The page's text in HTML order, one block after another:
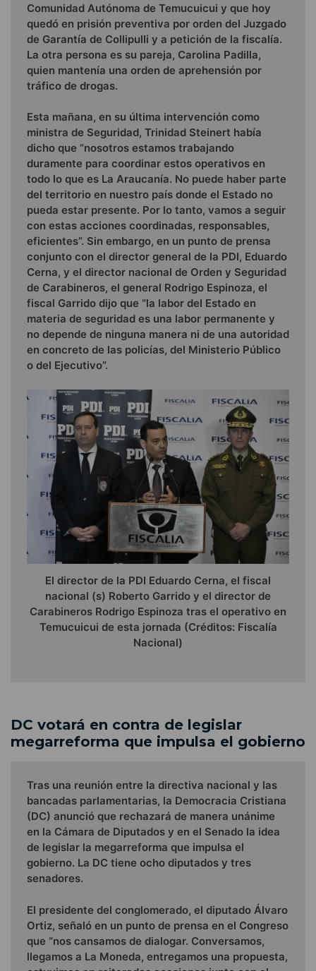
Comunidad Autónoma de Temucuicui y que hoy
quedó en prisión preventiva por orden del Juzgado
de Garantía de Collipulli y a petición de la fiscalía.
La otra persona es su pareja, Carolina Padilla,
quien mantenía una orden de aprehensión por
tráfico de drogas.
Esta mañana, en su última intervención como
ministra de Seguridad, Trinidad Steinert había
dicho que “nosotros estamos trabajando
duramente para coordinar estos operativos en
todo lo que es La Araucanía. No puede haber parte
del territorio en nuestro país donde el Estado no
pueda estar presente. Por lo tanto, vamos a seguir
con estas acciones coordinadas, responsables,
eficientes”. Sin embargo, en un punto de prensa
conjunto con el director general de la PDI, Eduardo
Cerna, y el director nacional de Orden y Seguridad
de Carabineros, el general Rodrigo Espinoza, el
fiscal Garrido dijo que “la labor del Estado en
materia de seguridad es una labor permanente y
no depende de ninguna manera ni de una autoridad
en concreto de las policías, del Ministerio Público
o del Ejecutivo”.
El director de la PDI Eduardo Cerna, el fiscal
nacional (s) Roberto Garrido y el director de
Carabineros Rodrigo Espinoza tras el operativo en
Temucuicui de esta jornada (Créditos: Fiscalía
Nacional)
DC votará en contra de legislar
megarreforma que impulsa el gobierno
Tras una reunión entre la directiva nacional y las
bancadas parlamentarias, la Democracia Cristiana
(DC) anunció que rechazará de manera unánime
en la Cámara de Diputados y en el Senado la idea
de legislar la megarreforma que impulsa el
gobierno. La DC tiene ocho diputados y tres
senadores.
El presidente del conglomerado, el diputado Álvaro
Ortiz, señaló en un punto de prensa en el Congreso
que “nos cansamos de dialogar. Conversamos,
llegamos a La Moneda, entregamos una propuesta,